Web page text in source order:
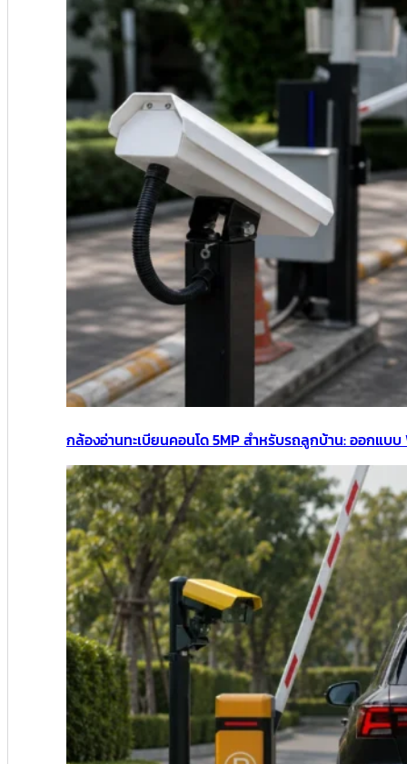
กล้องอ่านทะเบียนคอนโด 5MP สำหรับรถลูกบ้าน: ออกแบบ